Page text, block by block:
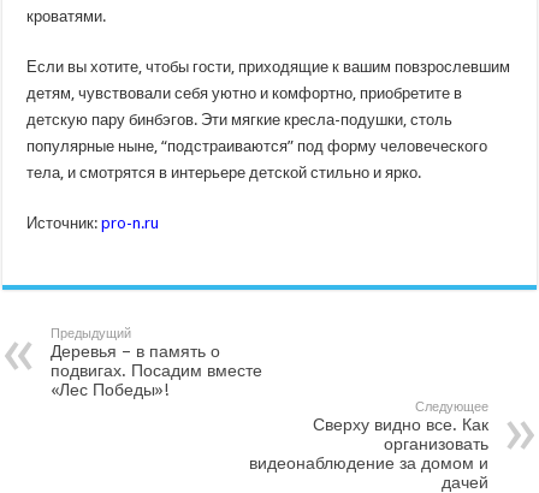
кроватями.
Если вы хотите, чтобы гости, приходящие к вашим повзрослевшим
детям, чувствовали себя уютно и комфортно, приобретите в
детскую пару бинбэгов. Эти мягкие кресла-подушки, столь
популярные ныне, “подстраиваются” под форму человеческого
тела, и смотрятся в интерьере детской стильно и ярко.
Источник:pro-n.ru
Предыдущий
Деревья – в память о
подвигах. Посадим вместе
«Лес ­Победы»!
Следующее
Сверху видно все. Как
организовать
видеонаблюдение за домом и
дачей